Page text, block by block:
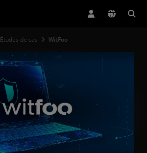
Études de cas WitFoo